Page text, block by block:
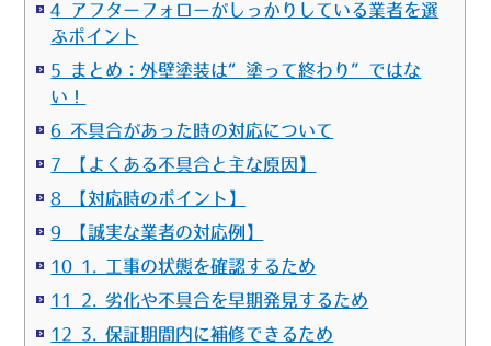
4 アフターフォローがしっかりしている業者を選
ぶポイント
5 まとめ：外壁塗装は“塗って終わり”ではな
い！
6 不具合があった時の対応について
7 【よくある不具合と主な原因】
8 【対応時のポイント】
9 【誠実な業者の対応例】
10 1. 工事の状態を確認するため
11 2. 劣化や不具合を早期発見するため
12 3. 保証期間内に補修できるため